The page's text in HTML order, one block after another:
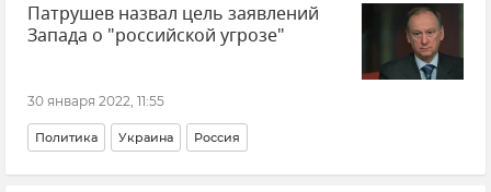
Патрушев назвал цель заявлений
Запада о "российской угрозе"
30 января 2022, 11:55
Политика Украина Россия